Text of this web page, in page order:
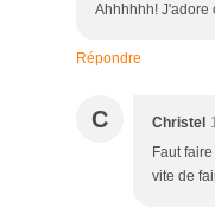
Ahhhhhh! J'adore
Répondre
C Christel
Faut
vite de